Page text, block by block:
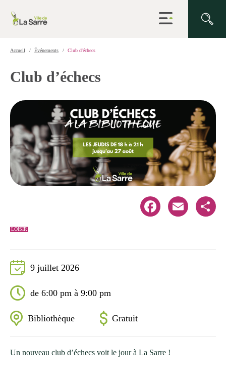
Ouvrir
la
Accueil Événements Club d'échecs
Club d’échecs
LOISIR
Facebook Email Share
9 juillet 2026
de 6:00 pm à 9:00 pm
Bibliothèque Gratuit
Un nouveau club d’échecs voit le jour à La Sarre !